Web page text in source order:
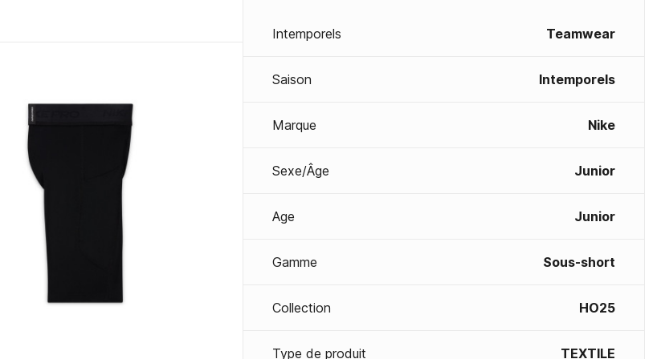
Intemporels Teamwear
Saison Intemporels
Marque Nike
Sexe/Âge Junior
Age Junior
Gamme Sous-short
Collection HO25
Type de produit TEXTILE